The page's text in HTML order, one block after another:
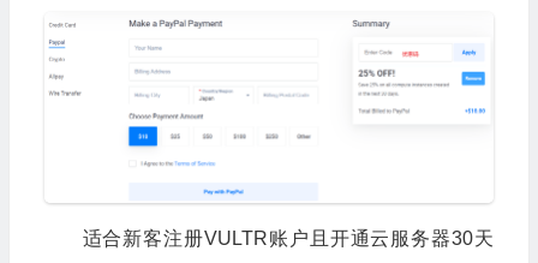
适合新客注册VULTR账户且开通云服务器30天